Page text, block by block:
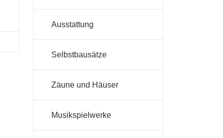
Ausstattung
Selbstbausätze
Zäune und Häuser
Musikspielwerke